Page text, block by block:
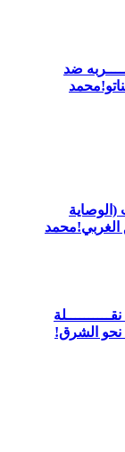
ضد
نحو الشرق!